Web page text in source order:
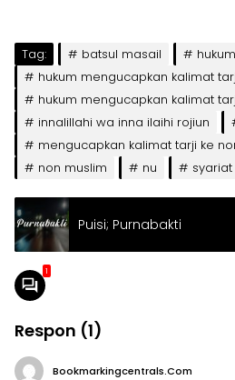
Tag: batsul masail hukum
hukum mengucapkan kalimat
hukum mengucapkan kalimat
innalillahi wa inna ilaihi rojiun
mengucapkan kalimat tarji ke
non muslim
nu syariat
Puisi; Purnabakti
1
Respon (1)
Bookmarkingcentrals.com